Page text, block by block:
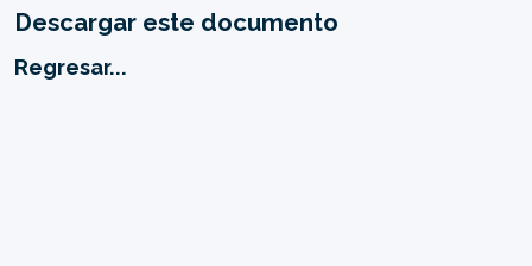
Descargar este documento
Regresar...